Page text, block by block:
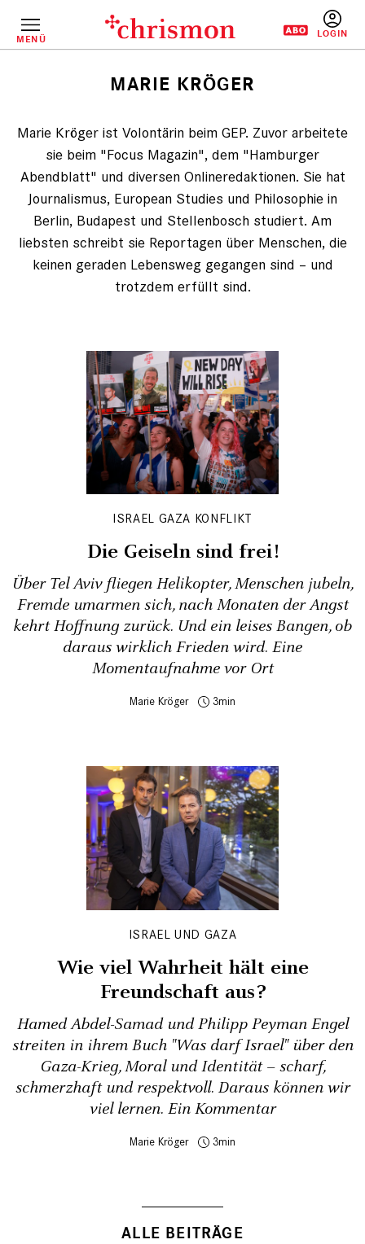
InhaltMENÜ
Pfadnavigation
MARIE KRÖGER
Marie Kröger ist Volontärin beim GEP. Zuvor arbeitete
sie beim "Focus Magazin", dem "Hamburger
Abendblatt" und diversen Onlineredaktionen. Sie hat
Journalismus, European Studies und Philosophie in
Berlin, Budapest und Stellenbosch studiert. Am
liebsten schreibt sie Reportagen über Menschen, die
keinen geraden Lebensweg gegangen sind – und
trotzdem erfüllt sind.
ISRAEL GAZA KONFLIKT
Die Geiseln sind frei!
Über Tel Aviv fliegen Helikopter, Menschen jubeln,
Fremde umarmen sich, nach Monaten der Angst
kehrt Hoffnung zurück. Und ein leises Bangen, ob
daraus wirklich Frieden wird. Eine
Momentaufnahme vor Ort
Marie Kröger 3
ISRAEL UND GAZA
Wie viel Wahrheit hält eine
Freundschaft aus?
Hamed Abdel-Samad und Philipp Peyman Engel
streiten in ihrem Buch "Was darf Israel" über den
Gaza-Krieg, Moral und Identität – scharf,
schmerzhaft und respektvoll. Daraus können wir
viel lernen. Ein Kommentar
Marie Kröger 3
ALLE BEITRÄGE